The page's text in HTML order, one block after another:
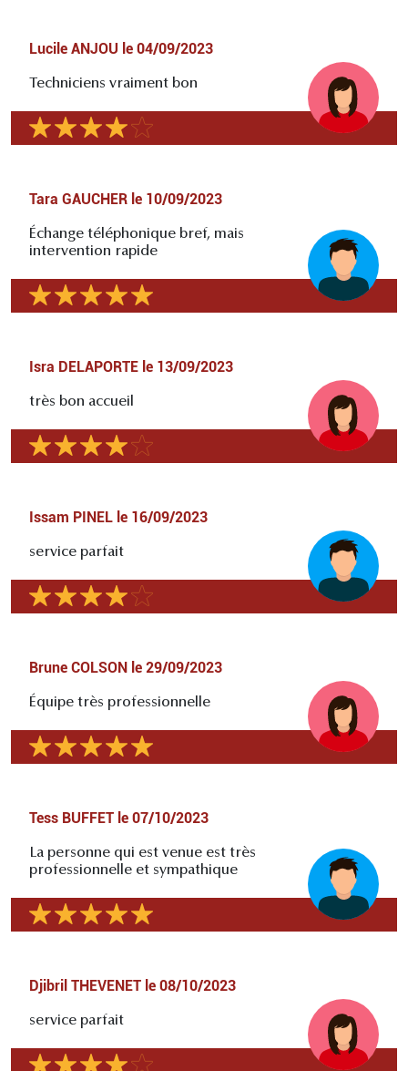
Lucile ANJOU le 04/09/2023
Techniciens vraiment bon
Tara GAUCHER le 10/09/2023
Échange téléphonique bref, mais
intervention rapide
Isra DELAPORTE le 13/09/2023
très bon accueil
Issam PINEL le 16/09/2023
service parfait
Brune COLSON le 29/09/2023
Équipe très professionnelle
Tess BUFFET le 07/10/2023
La personne qui est venue est très
professionnelle et sympathique
Djibril THEVENET le 08/10/2023
service parfait